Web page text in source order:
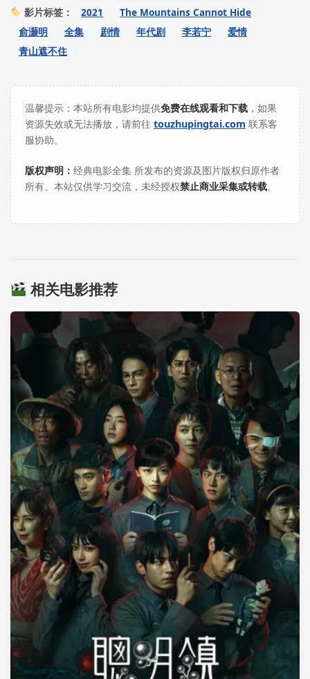
影片标签： 2021
The Mountains Cannot Hide
俞灏明
全集 剧情 年代剧 李若宁
爱情
青山遮不住
温馨提示：本站所有电影均提供免费在线观看和下载 ，如果
资源失效或无法播放，请前往 touzhupingtai.com 联系客
服协助。
版权声明： 经典电影全集 所发布的资源及图片版权归原作者
所有。本站仅供学习交流，未经授权禁止商业采集或转载。
相关电影推荐